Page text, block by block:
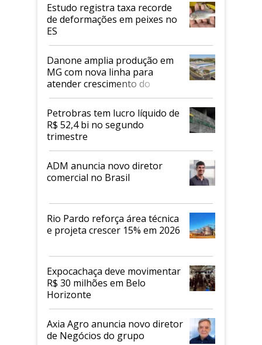
Estudo registra taxa recorde
de deformações em peixes no
ES
Danone amplia produção em
MG com nova linha para
atender crescimento do
mercado de alimentos
proteicos
Petrobras tem lucro líquido de
R$ 52,4 bi no segundo
trimestre
ADM anuncia novo diretor
comercial no Brasil
Rio Pardo reforça área técnica
e projeta crescer 15% em 2026
Expocachaça deve movimentar
R$ 30 milhões em Belo
Horizonte
Axia Agro anuncia novo diretor
de Negócios do grupo